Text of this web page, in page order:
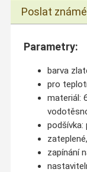
Poslat
Parametry:
barva
pro
materiál:
podšívka:
zateplené,
zapínání